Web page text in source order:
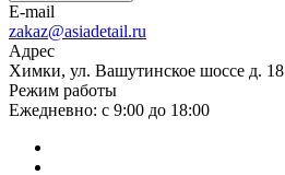
E-mail
zakaz@asiadetail.ru
Адрес
Химки, ул. Вашутинское шоссе д.
Режим работы
Ежедневно: с 9:00 до 18:00